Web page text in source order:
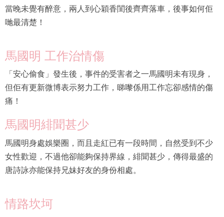
當晚未覺有醉意，兩人到心穎香閨後齊齊落車，後事如何佢
哋最清楚！
馬國明 工作治情傷
「安心偷食」發生後，事件的受害者之一馬國明未有現身，
但佢有更新微博表示努力工作，睇嚟係用工作忘卻感情的傷
痛！
馬國明緋聞甚少
馬國明身處娛樂圈，而且走紅已有一段時間，自然受到不少
女性歡迎，不過他卻能夠保持界線，緋聞甚少，傳得最盛的
唐詩詠亦能保持兄妹好友的身份相處。
以往馬國明亦曾與圈內其他女星拍拖或求愛不遂，如曾華